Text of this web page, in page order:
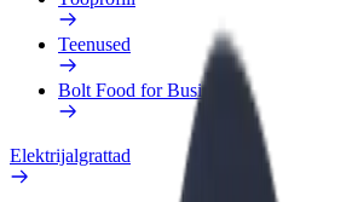
Teenused
Bolt Food for Business
Elektrijalgrattad